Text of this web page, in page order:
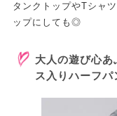
タンクトップやTシャ
ップにしても◎
大人の遊び心
ス入りハーフパ